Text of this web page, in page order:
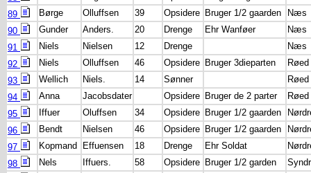
89
Børge Olluffsen 39 Opsidere Bruger 1/2 gaarden
Næs
90
Gunder Anders. 20 Drenge Ehr Wanføer
Næs
91
Niels Nielsen 12 Drenge
Næs
92
Niels Olluffsen 46 Opsidere Bruger 3dieparten
Røed
93
Wellich Niels. 14 Sønner
Røed
94
Anna Jacobsdater Opsidere Bruger de 2 parter
Røed
95
Iffuer Oluffsen 34 Opsidere Bruger 1/2 gaarden
96
Bendt Nielsen 46 Opsidere Bruger 1/2 gaarden
97
Kopmand Effuensen 18 Drenge Ehr Soldat
98
Nels Iffuers. 58 Opsidere Bruger 1/2 garden